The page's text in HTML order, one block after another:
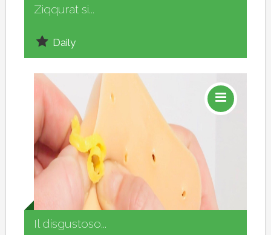
Ziqqurat si...
Daily
Il disgustoso...